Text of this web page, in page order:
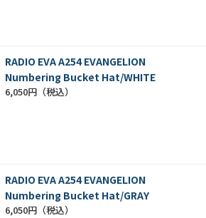
RADIO EVA A254 EVANGELION
Numbering Bucket Hat/WHITE
6,050円
RADIO EVA A254 EVANGELION
Numbering Bucket Hat/GRAY
6,050円